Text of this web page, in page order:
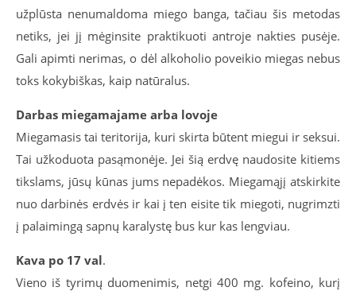
užplūsta nenumaldoma miego banga, tačiau šis metodas
netiks, jei jį mėginsite praktikuoti antroje nakties pusėje.
Gali apimti nerimas, o dėl alkoholio poveikio miegas nebus
toks kokybiškas, kaip natūralus.
Darbas miegamajame arba lovoje
Miegamasis tai teritorija, kuri skirta būtent miegui ir seksui.
Tai užkoduota pasąmonėje. Jei šią erdvę naudosite kitiems
tikslams, jūsų kūnas jums nepadėkos. Miegamąjį atskirkite
nuo darbinės erdvės ir kai į ten eisite tik miegoti, nugrimzti
į palaimingą sapnų karalystę bus kur kas lengviau.
Kava po 17 val.
Vieno iš tyrimų duomenimis, netgi 400 mg. kofeino, kurį